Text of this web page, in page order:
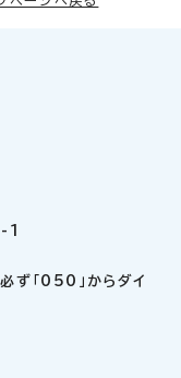
1
「050」からダイ